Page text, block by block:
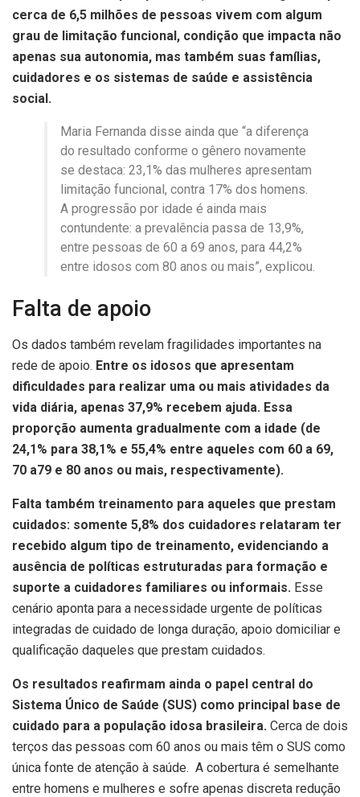
cerca de 6,5 milhões de pessoas vivem com algum
grau de limitação funcional, condição que impacta não
apenas sua autonomia, mas também suas famílias,
cuidadores e os sistemas de saúde e assistência
social.
Maria Fernanda disse ainda que “a diferença
do resultado conforme o gênero novamente
se destaca: 23,1% das mulheres apresentam
limitação funcional, contra 17% dos homens.
A progressão por idade é ainda mais
contundente: a prevalência passa de 13,9%,
entre pessoas de 60 a 69 anos, para 44,2%
entre idosos com 80 anos ou mais”, explicou.
Falta de apoio
Os dados também revelam fragilidades importantes na
rede de apoio. Entre os idosos que apresentam
dificuldades para realizar uma ou mais atividades da
vida diária, apenas 37,9% recebem ajuda. Essa
proporção aumenta gradualmente com a idade (de
24,1% para 38,1% e 55,4% entre aqueles com 60 a 69,
70 a79 e 80 anos ou mais, respectivamente).
Falta também treinamento para aqueles que prestam
cuidados: somente 5,8% dos cuidadores relataram ter
recebido algum tipo de treinamento, evidenciando a
ausência de políticas estruturadas para formação e
suporte a cuidadores familiares ou informais. Esse
cenário aponta para a necessidade urgente de políticas
integradas de cuidado de longa duração, apoio domiciliar e
qualificação daqueles que prestam cuidados.
Os resultados reafirmam ainda o papel central do
Sistema Único de Saúde (SUS) como principal base de
cuidado para a população idosa brasileira. Cerca de dois
terços das pessoas com 60 anos ou mais têm o SUS como
única fonte de atenção à saúde. A cobertura é semelhante
entre homens e mulheres e sofre apenas discreta redução